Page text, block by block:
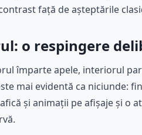
față de așteptările
o respingere
împarte apele, interiorul
mai evidentă ca niciunde:
și animații pe afișaje și o